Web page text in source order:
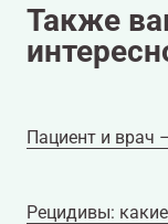
Также
Пациент и врач
Рецидивы: